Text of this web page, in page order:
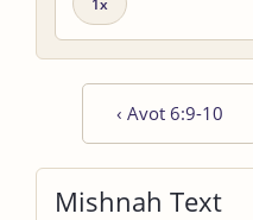
Playback
‹ Avot 6:9-10
Mishnah Text